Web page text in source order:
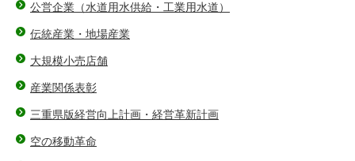
公営企業（水道用水供給・工業用水道）
伝統産業・地場産業
大規模小売店舗
産業関係表彰
三重県版経営向上計画・経営革新計画
空の移動革命